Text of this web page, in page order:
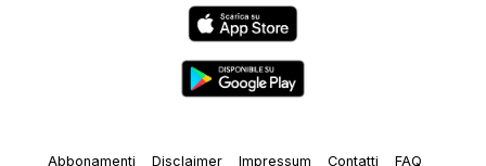
Abbonamenti Disclaimer Impressum Contatti
FAQ